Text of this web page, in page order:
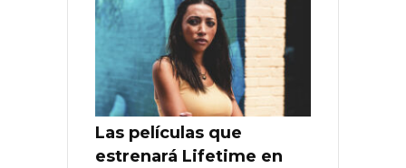
Las películas que
estrenará Lifetime en